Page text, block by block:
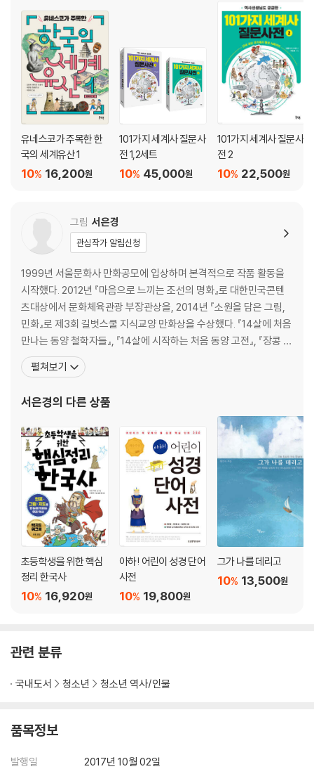
18 광해군이 중립 외교 정책을 편 까닭은?
역사돋보기 - 한양 천도와 왕십리 이야기|조선 시대 봉수제는 어떻게 운영
되었을까?|우후죽순처럼 세워진 서원의 말로는?|몽유도원도는 어떻게 그
려졌을까?|필사즉생, 필생즉사(必死卽生, 必生卽死)| “열지자(裂之
者)도 가(可)요, 습지자(拾之者)도 가(可)라”
한눈에 정리하기 - 조선의 기틀을 마련한 왕들
3 조선 후기에 불어닥친 변화
21 영조와 정조가 탕평책을 실시한 까닭은?
22 사회 경제 분야에서 나타난 여러 가지 변화들은?
23 실학자들이 꿈꾸었던 사회는?
24 조선 후기 문화의 새로운 변화들은?
25 세도 정치는 어떤 폐단을 가져왔는가?
26 천주교와 동학이 널리 퍼진 배경은?
역사돋보기 - 대동법 실시가 가져온 변화|숙종 때의 환국 정치|영조의 어
머니는 천민이었다| 노블레스 오블리주를 실천했던 무역상 임상옥|연암
박지원의 실학 정신을 보여 주는 『허생전』|이것이 대동여지도다!|홍경래
유네스코가 주목한 한
국의 세계유산 1
16,200원
10%
101가지 세계사 질문사
전 1,2세트
45,000원
10%
101가지 세계사 질문사
전 2
22,500원
10%
그림 서은경
관심작가 알림신청
1999년 서울문화사 만화공모에 입상하며 본격적으로 작품 활동을
시작했다. 2012년 『마음으로 느끼는 조선의 명화』로 대한민국콘텐
츠대상에서 문화체육관광 부장관상을, 2014년 『소원을 담은 그림,
민화』로 제3회 길벗스쿨 지식교양 만화상을 수상했다. 『14살에 처음
만나는 동양 철학자들』, 『14살에 시작하는 처음 동양 고전』, 『장콩 선
생님과 함께 묻고 답하는 한국사 카페』, 『한양도성: 육백 년 서울의 역
사가 살아 숨 쉬는 곳』, 『락롱꾸언과 백 명의 아이들』 등의 그림을 그
자녀를 위한 사도 신
펼쳐보기
서은경의 다른 상품
초등학생을 위한 핵심
정리 한국사
16,920원
10%
아하! 어린이 성경 단어
사전
19,800원
10%
그가 나를 데리고
13,500원
10%
관련 분류
국내도서 청소년 청소년 역사/인물
품목정보
발행일
2017년 10월 02일